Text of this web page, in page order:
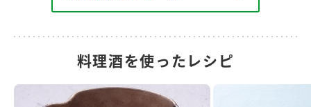
料理酒を使ったレシピ